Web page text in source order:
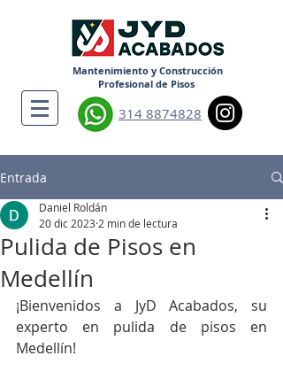
Mantenimiento y Construcción
Profesional de Pisos
314 8874828
Entrada
Pulida de Pisos en
Medellín
Daniel Roldán
20 dic 2023 2 min de lectura
¡Bienvenidos a JyD Acabados, su
experto en pulida de pisos en
Medellín!